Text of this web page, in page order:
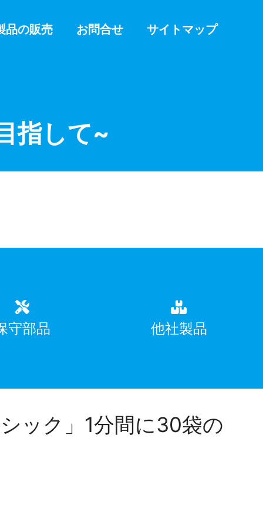
品の販売 お問合せ サイトマップ
指して~
守部品 他社製品
ック」1分間に30袋の